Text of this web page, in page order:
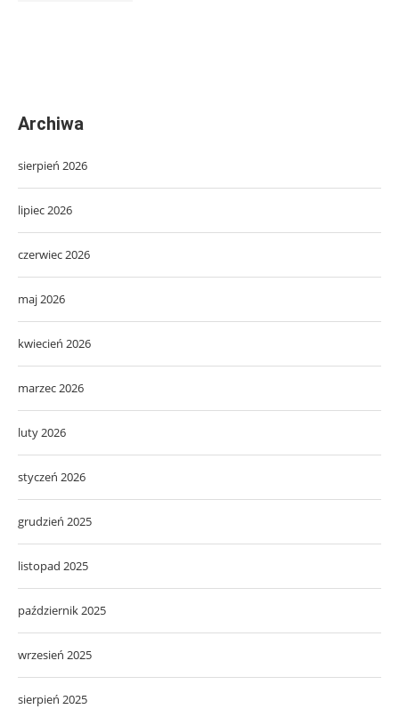
Archiwa
sierpień 2026
lipiec 2026
czerwiec 2026
maj 2026
kwiecień 2026
marzec 2026
luty 2026
styczeń 2026
grudzień 2025
listopad 2025
październik 2025
wrzesień 2025
sierpień 2025